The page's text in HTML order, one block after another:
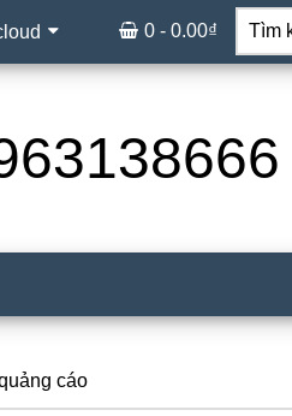
Tìm
kiếm...
0 - 0.00₫
cáo